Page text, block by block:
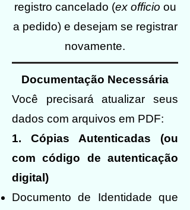
registro cancelado (ex officio ou
a pedido) e desejam se registrar
novamente.
Documentação Necessária
Você precisará atualizar seus
dados com arquivos em PDF:
1. Cópias Autenticadas (ou
com código de autenticação
digital)
Documento de Identidade que